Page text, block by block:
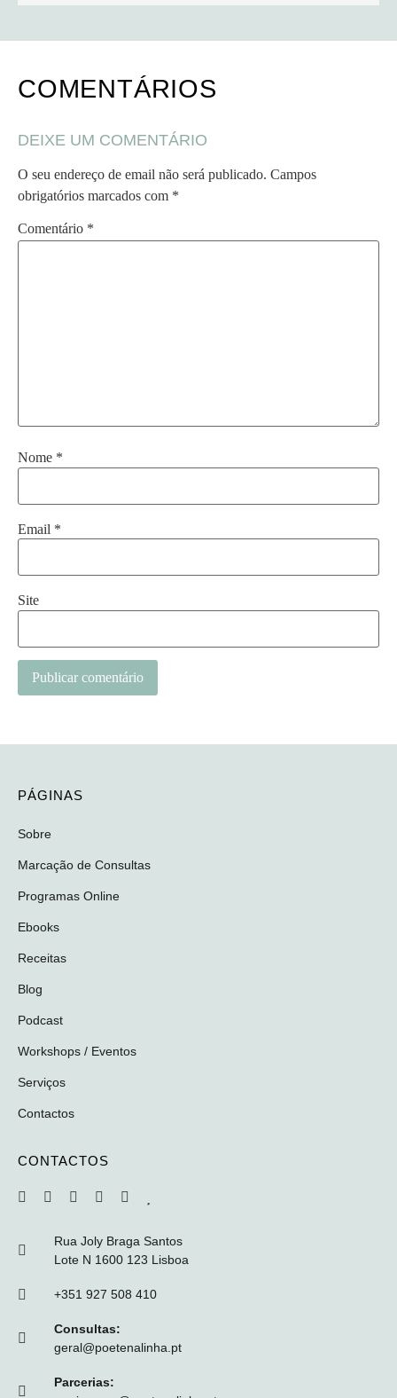
COMENTÁRIOS
DEIXE UM COMENTÁRIO
O seu endereço de email não será publicado. Campos
obrigatórios marcados com *
Comentário *
Nome *
Email *
Site
PÁGINAS
Sobre
Marcação de Consultas
Programas Online
Ebooks
Receitas
Blog
Podcast
Workshops / Eventos
Serviços
Contactos
CONTACTOS
Rua Joly Braga Santos
Lote N 1600 123 Lisboa
+351 927 508 410
Consultas:
geral@poetenalinha.pt
Parcerias: